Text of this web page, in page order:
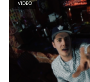
VIDEO